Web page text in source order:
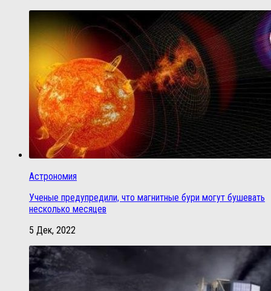
Астрономия
Ученые предупредили, что магнитные бури могут бушевать
несколько месяцев
5 Дек, 2022